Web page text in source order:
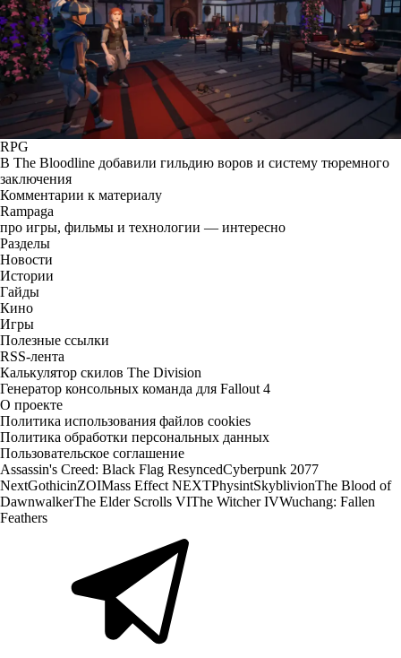
RPG
В The Bloodline добавили гильдию воров и систему тюремного
заключения
Комментарии к материалу
Rampaga
про игры, фильмы и технологии — интересно
Разделы
Новости
Истории
Гайды
Кино
Игры
Полезные ссылки
RSS-лента
Калькулятор скилов The Division
Генератор консольных команда для Fallout 4
О проекте
Политика использования файлов cookies
Политика обработки персональных данных
Пользовательское соглашение
Assassin's Creed: Black Flag ResyncedCyberpunk 2077
NextGothicinZOIMass Effect NEXTPhysintSkyblivionThe Blood of
DawnwalkerThe Elder Scrolls VIThe Witcher IVWuchang: Fallen
Feathers